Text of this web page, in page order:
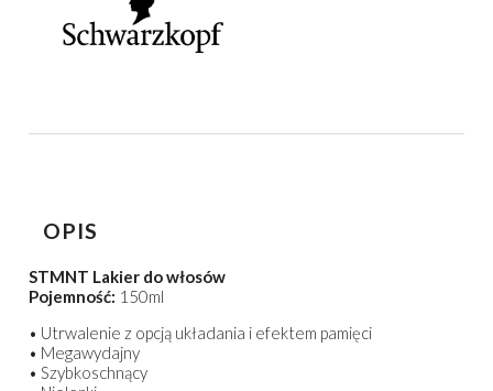
OPIS
STMNT Lakier do włosów
Pojemność: 150ml
• Utrwalenie z opcją układania i efektem pamięci
• Megawydajny
• Szybkoschnący